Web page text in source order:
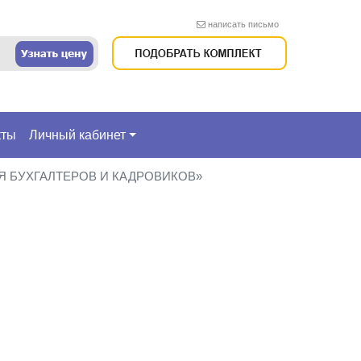
написать письмо
Личный кабинет
БУХГАЛТЕРОВ И КАДРОВИКОВ»